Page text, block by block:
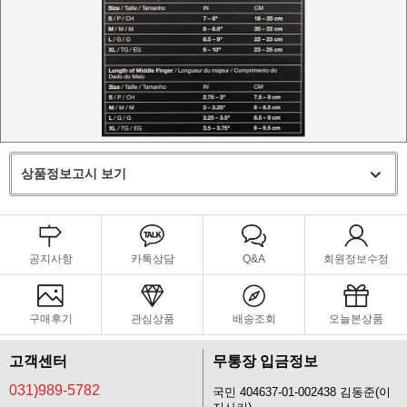
상품정보고시 보기
공지사항 카톡상담 Q&A 회원정보수정
구매후기 관심상품 배송조회 오늘본상품
고객센터
031)989-5782
무통장 입금정보
국민 404637-01-002438 김동준(이